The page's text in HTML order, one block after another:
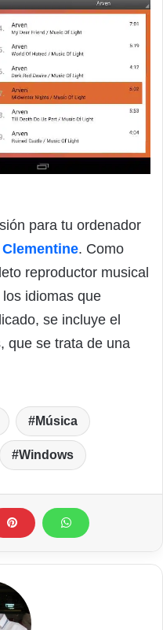
para tu ordenador
Clementine. Como
reproductor musical
idiomas que
se incluye el
que se trata de una
Música
Windows